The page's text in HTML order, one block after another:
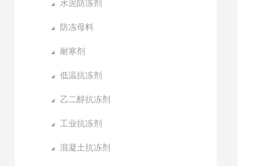
水泥防冻剂
防冻母料
耐寒剂
低温抗冻剂
乙二醇抗冻剂
工业抗冻剂
混凝土抗冻剂